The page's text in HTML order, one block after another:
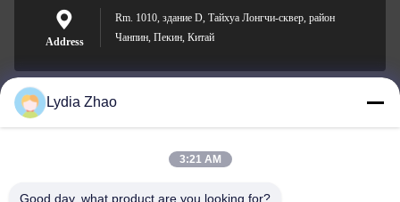
Address
Rm. 1010, здание D, Тайхуа Лонгчи-сквер, район
Чанпин, Пекин, Китай
jesingd@vip.sina.com
Lydia Zhao
3:21 AM
Good day, what product are you looking for?